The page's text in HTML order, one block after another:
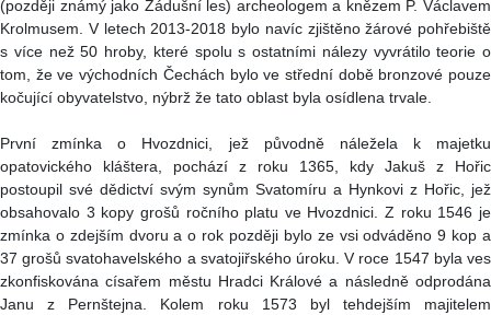
(později známý jako Zádušní les) archeologem a knězem P. Václavem
Krolmusem. V letech 2013-2018 bylo navíc zjištěno žárové pohřebiště
s více než 50 hroby, které spolu s ostatními nálezy vyvrátilo teorie o
tom, že ve východních Čechách bylo ve střední době bronzové pouze
kočující obyvatelstvo, nýbrž že tato oblast byla osídlena trvale.
První zmínka o Hvozdnici, jež původně náležela k majetku
opatovického kláštera, pochází z roku 1365, kdy Jakuš z Hořic
postoupil své dědictví svým synům Svatomíru a Hynkovi z Hořic, jež
obsahovalo 3 kopy grošů ročního platu ve Hvozdnici. Z roku 1546 je
zmínka o zdejším dvoru a o rok později bylo ze vsi odváděno 9 kop a
37 grošů svatohavelského a svatojiřského úroku. V roce 1547 byla ves
zkonfiskována císařem městu Hradci Králové a následně odprodána
Janu z Pernštejna. Kolem roku 1573 byl tehdejším majitelem